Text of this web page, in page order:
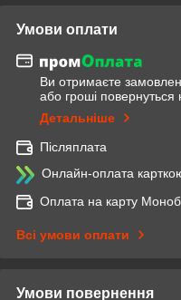
Умови оплати
Ви отримаєте
або гроші повернуться
Детальніше
Післяплата
Онлайн-оплата
Оплата на карту
Всі умови оплати
Умови повернення